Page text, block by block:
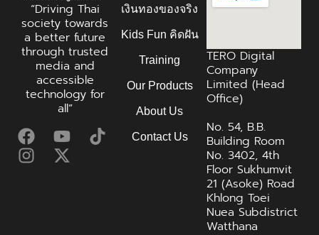
“Driving Thai
society towards
a better future
through trusted
media and
accessible
technology for
all”
เงินทองของจริง
Kids Fun คิดฝัน
Training
Our Products
About Us
Contact Us
TERO Digital
Company
Limited (Head
Office)
No. 54, B.B.
Building Room
No. 3402, 4th
Floor Sukhumvit
21 (Asoke) Road
Khlong Toei
Nuea Subdistrict
Watthana